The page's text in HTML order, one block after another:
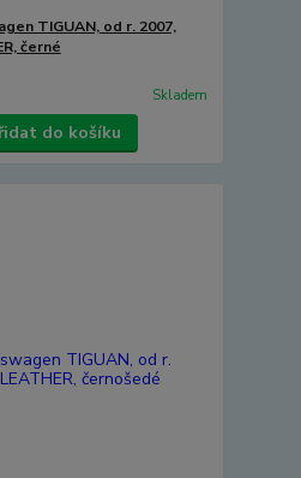
TIGUAN, od r. 2007,
černé
Skladem
do košíku